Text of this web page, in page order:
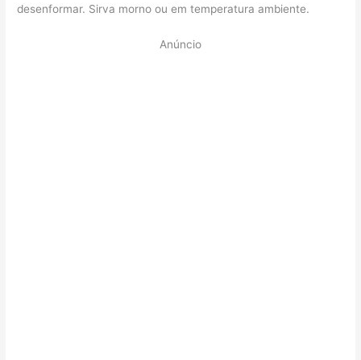
desenformar. Sirva morno ou em temperatura ambiente.
Anúncio